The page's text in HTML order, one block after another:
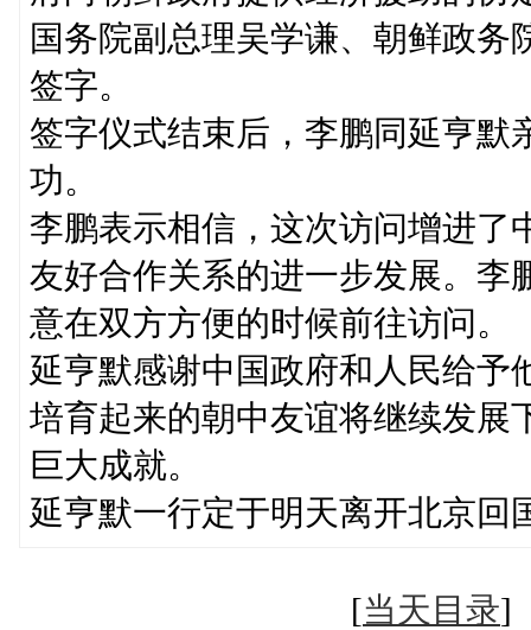
国务院副总理吴学谦、朝鲜政
签字。
签字仪式结束后，李鹏同延亨默
功。
李鹏表示相信，这次访问增进了
友好合作关系的进一步发展。李
意在双方方便的时候前往访问。
延亨默感谢中国政府和人民给予
培育起来的朝中友谊将继续发展
巨大成就。
延亨默一行定于明天离开北京回
[当天目录